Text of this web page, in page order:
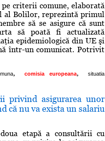
pe criterii comune, elaborată
al Bolilor, reprezintă primul
să se asigure că sunt
să poată fi actualizată
epidemiologică din UE şi
într-un comunicat. Potrivit
, comisia europeana,
situatia
privind asigurarea unor
că nu va exista un salariu
etapă a consultării cu